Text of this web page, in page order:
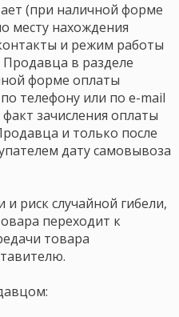
(при наличной форме
месту нахождения
и режим работы
Продавца в разделе
форме оплаты
телефону или по e-mail
зачисления оплаты
и только после
дату самовывоза
и риск случайной гибели,
переходит к
товара